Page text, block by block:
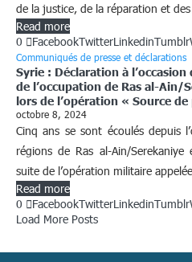
de la justice, de la réparation et
Read more
0
FacebookTwitterLinkedinTumblr
Communiqués de presse et déclarations
Syrie : Déclaration à
de l’occupation de Ras al-Ain/
lors de l’opération « Source de
octobre 8, 2024
Cinq ans se sont écoulés depuis
régions de Ras al-Ain/
suite de l’opération militaire
Read more
0
FacebookTwitterLinkedinTumblr
Load More Posts